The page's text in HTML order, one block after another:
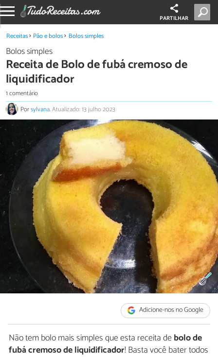
PARTILHAR
Receitas Pão e bolos Bolos simples
Bolos simples
Receita de Bolo de fubá cremoso de
liquidificador
1 comentário
Porsylvana.Atualizado: 13 julho 2023
Adicione-nos no Google
Não tem bolo mais simples que esta receita debolo de
fubá cremoso de liquidificador! Basta você bater todos